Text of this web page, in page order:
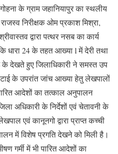
के ग्राम जहानियापुर का स्थलीय
निरीक्षक ओम प्रकाश मिश्रा,
द्वारा पत्थर नसब का कार्य
धारा 24 के तहत आख्या l में देरी तथा
देखते हुए जिलाधिकारी ने समस्त उप
के उपरांत जांच आख्या हेतु लेखपालों
आदेशों का तत्काल अनुपालन
अधिकारी के निर्देशों एवं चेतावनी के
एवं कानूनगो द्वारा प्राप्त कच्ची
में विशेष प्रगति देखने को मिली है।
गर्मी में भी पारित आदेशों का